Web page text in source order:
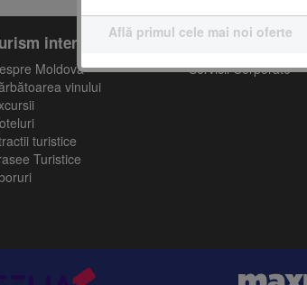
intern
Moldova
vinului
turistice
Turistice
Servicii
Servicii Corporate
Află primul cele mai noi oferte